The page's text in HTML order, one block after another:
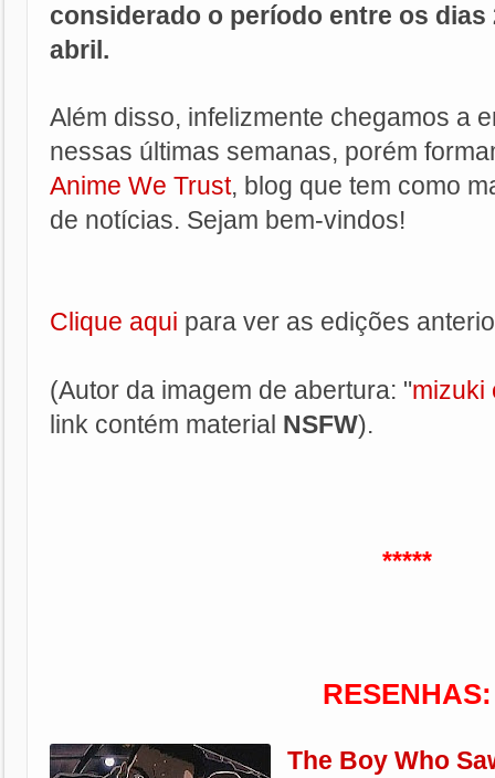
considerado o período entre os dias
abril.
Além disso, infelizmente chegamos a
nessas últimas semanas, porém
Anime We Trust, blog que tem como
de notícias. Sejam bem-vindos!
Clique aqui para ver as edições
(Autor da imagem de abertura: "mizuki
link contém material NSFW).
*****
RESENHAS:
The Boy Who